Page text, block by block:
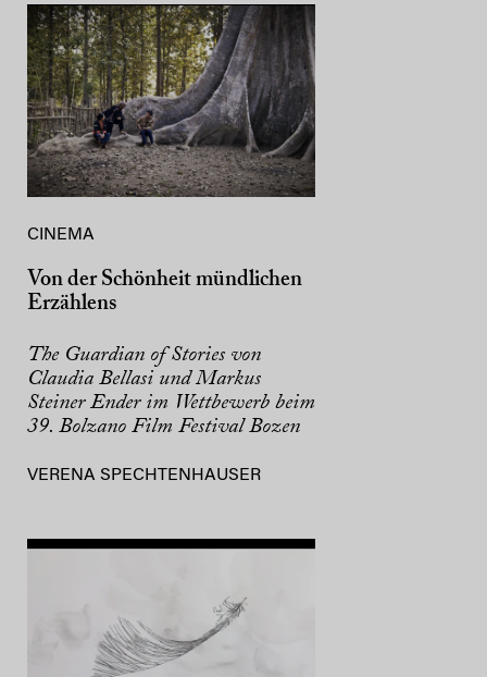
CINEMA
Von der Schönheit mündlichen
Erzählens
The Guardian of Stories von
Claudia Bellasi und Markus
Steiner Ender im Wettbewerb beim
39. Bolzano Film Festival Bozen
VERENA SPECHTENHAUSER